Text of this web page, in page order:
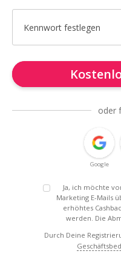
Kennwort festlegen
oder
Google
Ja, ich möchte
Marketing E-Mails
erhöhtes
werden. Die
Durch Deine